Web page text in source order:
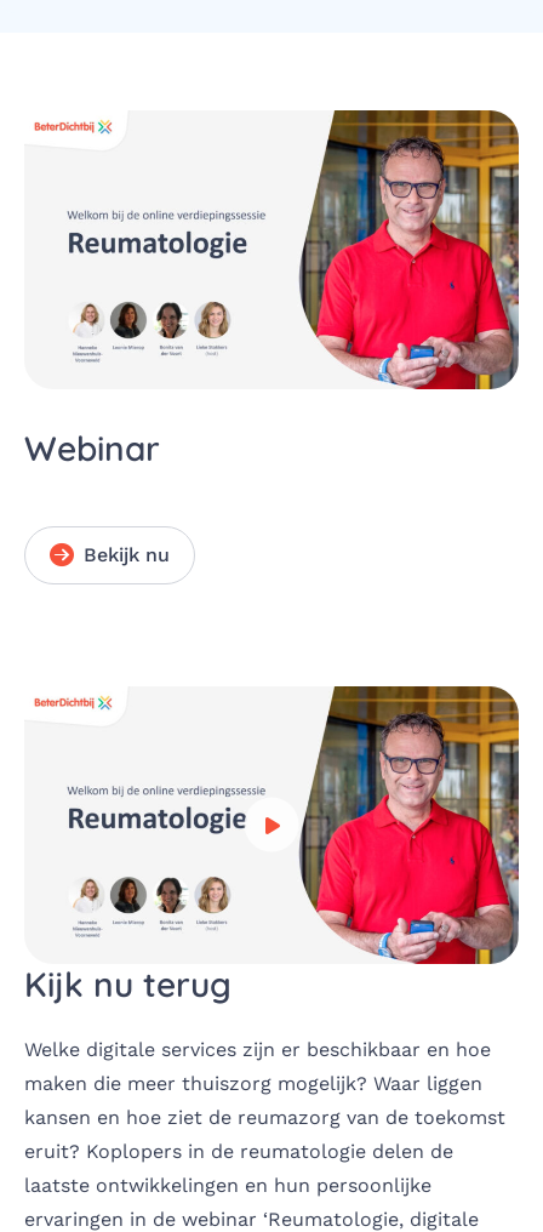
Webinar
Bekijk nu
Bekijk video over Kijk nu
Kijk nu terug
Welke digitale services zijn er beschikbaar en hoe
maken die meer thuiszorg mogelijk? Waar liggen
kansen en hoe ziet de reumazorg van de toekomst
eruit? Koplopers in de reumatologie delen de
laatste ontwikkelingen en hun persoonlijke
ervaringen in de webinar ‘Reumatologie, digitale